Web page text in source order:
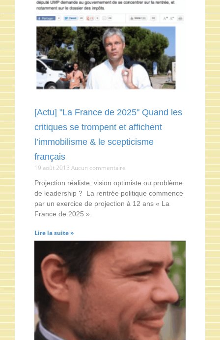
[Actu] "La France de 2025" Quand les
critiques se trompent et affichent
l’immobilisme & le scepticisme
français
19 août 2013 Aucun commentaire
Projection réaliste, vision optimiste ou problème
de leadership ? La rentrée politique commence
par un exercice de projection à 12 ans « La
France de 2025 ».
Lire la suite »